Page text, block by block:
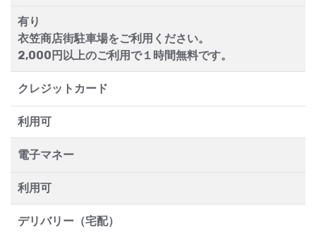
有り
衣笠商店街駐車場をご利用ください。
2,000円以上のご利用で１時間無料です。
クレジットカード
利用可
電子マネー
利用可
デリバリー（宅配）